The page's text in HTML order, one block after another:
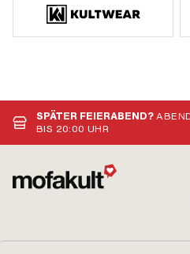
SPÄTER FEIERABEND?
BIS 20:00 UHR